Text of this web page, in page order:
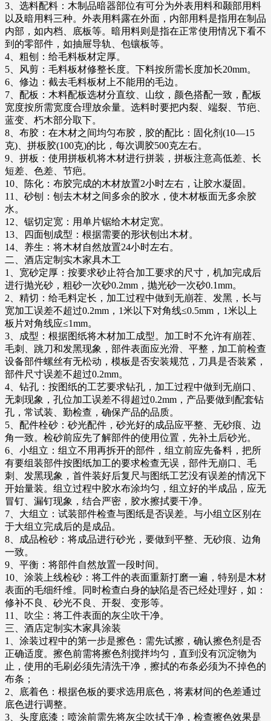
3、选料配料：木制品暗器部位有可分为外表用料和颞部用料
以及暗用料三种。外表用料露在外面，内部用料是指用在制品
内部，如内档、底板等。暗用料则是指在正常使用情况下看不
到的零部件，如抽屉导轨、包镶板等。
4、粗刨：给毛料板材定厚。
5、风剪：毛料板材修整长度。下料按所需长度加长20mm。
6、修边：截去毛料板材上不能用的毛边。
7、配板：木料配板选材分直纹、山纹，颜色搭配一致，配板
宽度按所需宽度合理放余量。选料时要把内裂、端裂、节疤、
蓝变、朽木部分取下。
8、布胶：在木材之间均匀布胶，胶的配比：固化剂(10—15
克)、拼板胶(100克)的比，每次调胶500克左右。
9、拼板：使用拼板机将木材进行拼装，拼板注意高低差、长
短差、色差、节疤。
10、陈化：布胶完成的木材放置2小时左右，让胶水凝固。
11、砂刨：刨去木材之间多余的胶水，使木材板面无多余胶
水。
12、锯切定宽：用单片锯给木材定宽。
13、四面刨成型：根据需要的形状刨出木材。
14、养生：将木材自然放置24小时左右。
二、酒店定制实木家具木工
1、宽砂定厚：按要求砂止符合加工要求的尺寸，机加完成后
进行抛光砂，粗砂一次砂0.2mm，抛光砂一次砂0.1mm。
2、精切：给毛料定长，加工过程中做到无崩茬、发黑，长与
宽加工误差不超过0.2mm，1米以下对角线≤0.5mm，1米以上
板片对角线应≤1mm。
3、成型：根据图纸将木材加工成型。加工时不允许有崩茬、
毛刺、跳刀和发黑现象，部件表面应光滑、平整，加工前检查
设备部件螺丝有无松动，模板是否安装规范，刀具是否装紧，
部件尺寸误差不超过0.2mm。
4、钻孔：按图纸的工艺要求钻孔，加工过程中做到无崩口、
无刺现象，孔位加工误差不得超过0.2mm，产品要做到配套钻
孔，常试装、勤检查，确保产品的品质。
5、配件栓砂：砂光配件，砂光好的成品应平整、无砂痕、边
角一致。检砂前应先了解部件的使用位置，先补土后砂光。
6、小组立：组立不用再拆开的部件，组立前应先备料，把所
有要组装部件按图纸加工的要求检查无误，部件无崩口、毛
刺、发黑现象，首件装好后复尺与图纸工艺没有误差的情况下
开始量装。组立过程中胶水布涂均匀，组立好的半成品，应无
冒钉、漏钉现象，结合严密，胶水擦拭要干净。
7、大组立：试装部件检查与图纸是否误差。与小组立区别在
于大组立完成后的是成品。
8、成品检砂：将成品进行砂光，要做到平整、无砂痕、边角
一致。
9、平衡：将部件自然放置一段时间。
10、涂装上线检砂：将工件的表面重新打磨一遍，特别是木材
表面的毛细纤维。同时检查白身的缺陷是否已经处理好，如：
修补不良、砂光不良、开裂、变形等。
11、吹尘：将工件表面的灰尘吹干净。
三、酒店定制实木家具涂装
1、涂装过程中的第一步是擦色：需先试擦，确认擦色剂是否
正确适度。擦色前需将擦色剂搅拌均匀，直到没有沉淀物为
止，使用的毛刷必须先清洗干净，擦拭的布条必须为不掉色的
布条；
2、底着色：根据色板的要求选用底色，将素材间的色差通过
底色进行调整。
3、头度底漆：喷涂前需先将灰尘吹拭干净，检查擦色效果是